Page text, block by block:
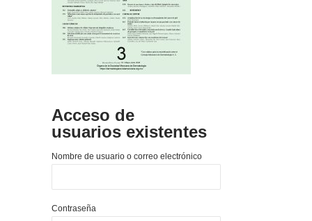
Acceso de
usuarios existentes
Nombre de usuario o correo electrónico
Contraseña